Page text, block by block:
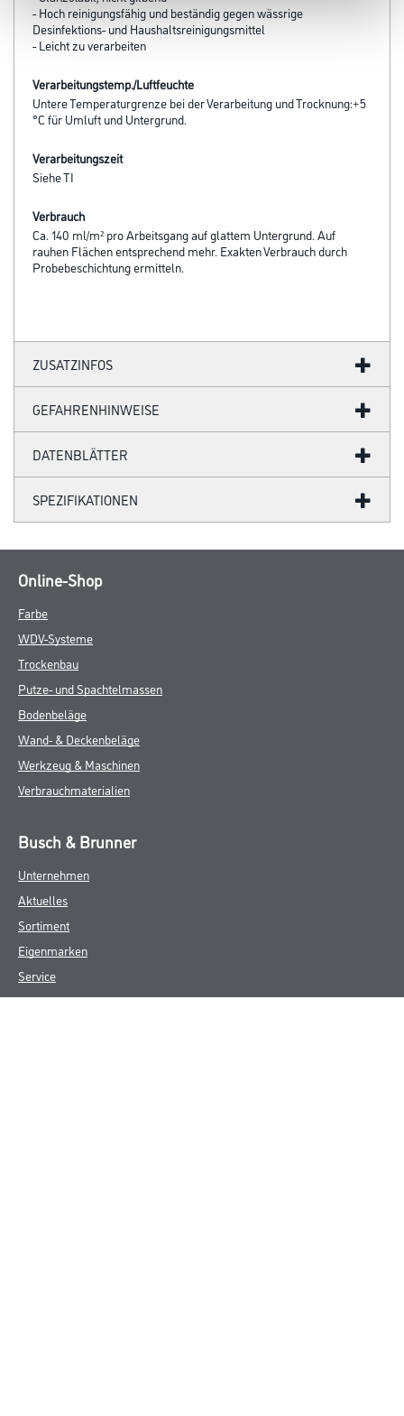
- Hoch reinigungsfähig und beständig gegen wässrige
Desinfektions- und Haushaltsreinigungsmittel
- Leicht zu verarbeiten
Verarbeitungstemp./Luftfeuchte
Untere Temperaturgrenze bei der Verarbeitung und Trocknung:+5
°C für Umluft und Untergrund.
Verarbeitungszeit
Siehe TI
Verbrauch
Ca. 140 ml/m² pro Arbeitsgang auf glattem Untergrund. Auf
rauhen Flächen entsprechend mehr. Exakten Verbrauch durch
Probebeschichtung ermitteln.
ZUSATZINFOS
GEFAHRENHINWEISE
DATENBLÄTTER
SPEZIFIKATIONEN
Online-Shop
Farbe
WDV-Systeme
Trockenbau
Putze- und Spachtelmassen
Bodenbeläge
Wand- & Deckenbeläge
Werkzeug & Maschinen
Verbrauchmaterialien
Busch & Brunner
Unternehmen
Aktuelles
Sortiment
Eigenmarken
Service
HAMSTA